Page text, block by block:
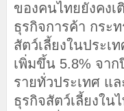
ของคนไทยยังคง
ธุรกิจการค้า กระ
สัตว์เลี้ยงในประเ
เพิ่มขึ้น 5.8% จา
รายทั่วประเทศ แ
ธุรกิจสัตว์เลี้ยงใ